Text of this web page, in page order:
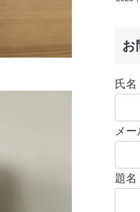
お
氏名
メー
題名